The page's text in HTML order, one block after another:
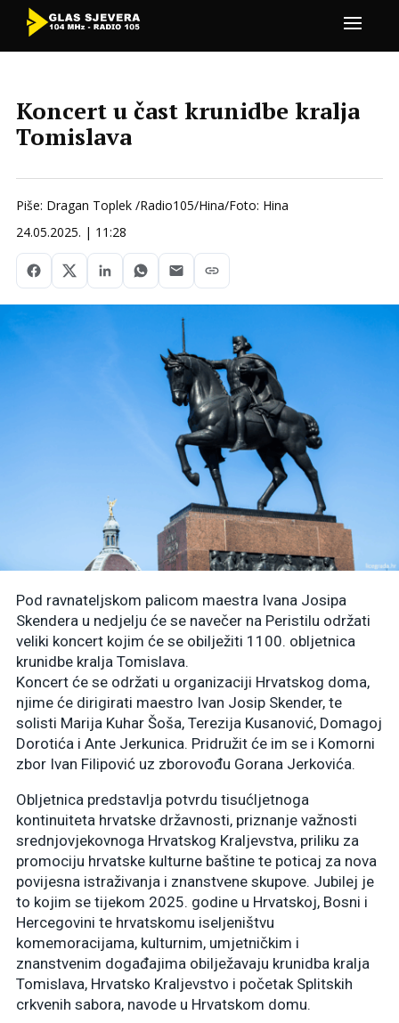
Koncert u čast krunidbe kralja
Tomislava
Piše: Dragan Toplek /Radio105/Hina/Foto: Hina
24.05.2025. | 11:28
Pod ravnateljskom palicom maestra Ivana Josipa
Skendera u nedjelju će se navečer na Peristilu održati
veliki koncert kojim će se obilježiti 1100. obljetnica
krunidbe kralja Tomislava.
Koncert će se održati u organizaciji Hrvatskog doma,
njime će dirigirati maestro Ivan Josip Skender, te
solisti Marija Kuhar Šoša, Terezija Kusanović, Domagoj
Dorotića i Ante Jerkunica. Pridružit će im se i Komorni
zbor Ivan Filipović uz zborovođu Gorana Jerkovića.
Obljetnica predstavlja potvrdu tisućljetnoga
kontinuiteta hrvatske državnosti, priznanje važnosti
srednjovjekovnoga Hrvatskog Kraljevstva, priliku za
promociju hrvatske kulturne baštine te poticaj za nova
povijesna istraživanja i znanstvene skupove.​ ​Jubilej je
to kojim se tijekom 2025. godine u Hrvatskoj, Bosni i
Hercegovini te hrvatskomu iseljeništvu
komemoracijama, kulturnim, umjetničkim i
znanstvenim događajima obilježavaju krunidba kralja
Tomislava, Hrvatsko Kraljevstvo i početak Splitskih
crkvenih sabora, navode u Hrvatskom domu.